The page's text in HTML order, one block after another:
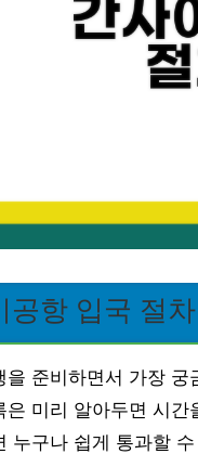
공항 입국 절차
을 준비하면서 가장
은 미리 알아두면 시
누구나 쉽게 통과할